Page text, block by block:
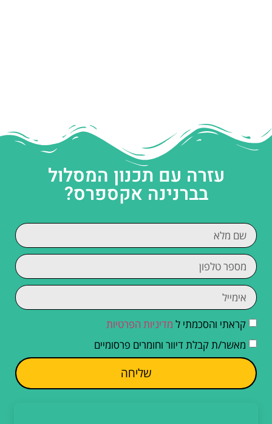
עזרה עם תכנון המסלול
בברנינה אקספרס?
קראתי והסכמתי ל מדיניות הפרטיות
מאשר/ת קבלת דיוור וחומרים פרסומיים
שליחה